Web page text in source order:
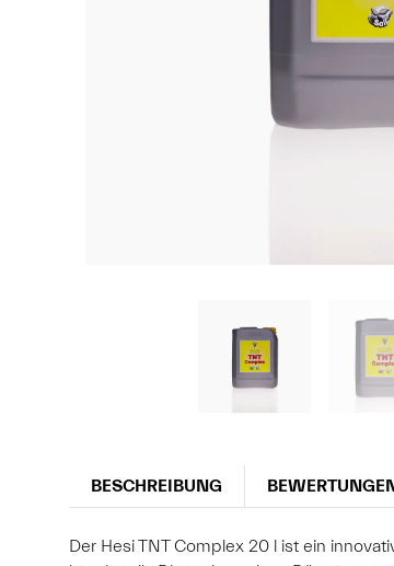
BESCHREIBUNG
Der Hesi TNT Complex 20 l ist ein